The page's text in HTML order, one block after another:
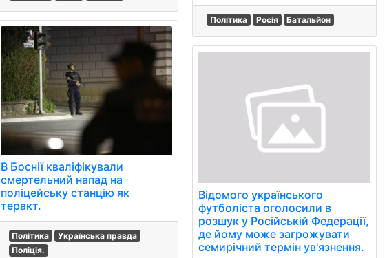
В Боснії кваліфікували
смертельний напад на
поліцейську станцію як
теракт.
Політика
Українська правда
Поліція.
Політика Росія Батальйон
Відомого українського
футболіста оголосили в
розшук у Російській Федерації,
де йому може загрожувати
семирічний термін ув'язнення.